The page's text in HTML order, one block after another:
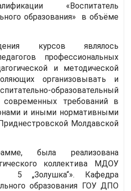
«Воспитатель
образования» в объёме
курсов являлось
профессиональных
и методической
организовывать и
образовательный
требований в
и иными нормативными
Молдавской
была реализована
коллектива МДОУ
„Золушка“». Кафедра
образования ГОУ ДПО